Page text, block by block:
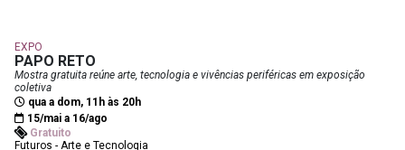
fotocolagens, instalações e arte sonora em uma reflexão
sobre a riqueza ecológica e a vulnerabilidade do segundo
maior bioma do país. O trajeto expositivo é dividido em
ambientes simbólicos ligados à terra, água e ar, trazendo
esculturas, obras têxteis, sons da natureza e instalações
EXPO
PAPO RETO
Mostra gratuita reúne arte, tecnologia e vivências periféricas em exposição
coletiva
qua a dom, 11h às 20h
15/mai a 16/ago
Gratuito
Futuros - Arte e Tecnologia